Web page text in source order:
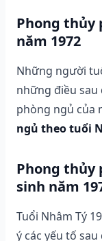
Phong thủy
năm 1972
Những người
những điều
phòng ngủ của
ngủ theo tuổi
Phong thủy
sinh năm
Tuổi Nhâm Tý
ý các yếu tố